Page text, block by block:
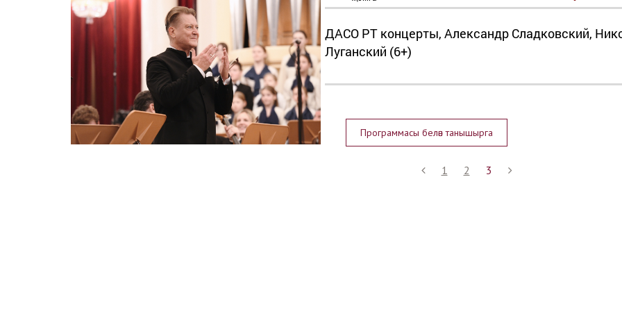
ДАСО РТ концерты, Александр Сладковский,
Луганский (6+)
Программасы белән танышырга
1 2 3